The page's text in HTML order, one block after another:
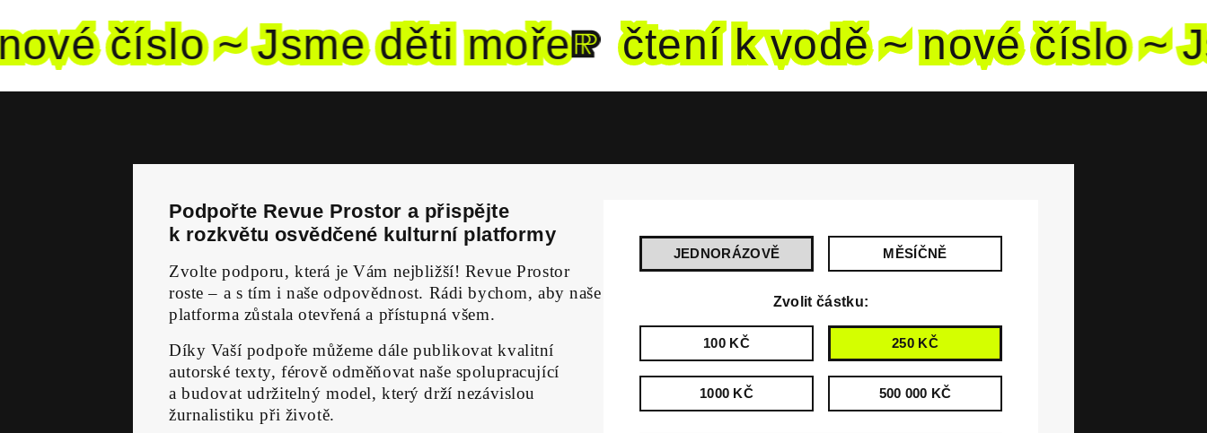
číslo ~ Jsme děti moře čtení k vodě ~ novéčíslo ~
Podpořte Revue Prostor a přispějte
k rozkvětu osvědčené kulturní platformy
Zvolte podporu, která je Vám nejbližší! Revue Prostor
roste – a s tím i naše odpovědnost. Rádi bychom, aby naše
platforma zůstala otevřená a přístupná všem.
Díky Vaší podpoře můžeme dále publikovat kvalitní
autorské texty, férově odměňovat naše spolupracující
a budovat udržitelný model, který drží nezávislou
žurnalistiku při životě.
JEDNORÁZOVĚ MĚSÍČNĚ
Zvolit částku:
100 KČ 250 KČ
1000 KČ 500 000 KČ